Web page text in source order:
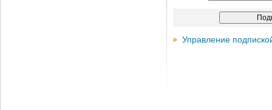
Управление